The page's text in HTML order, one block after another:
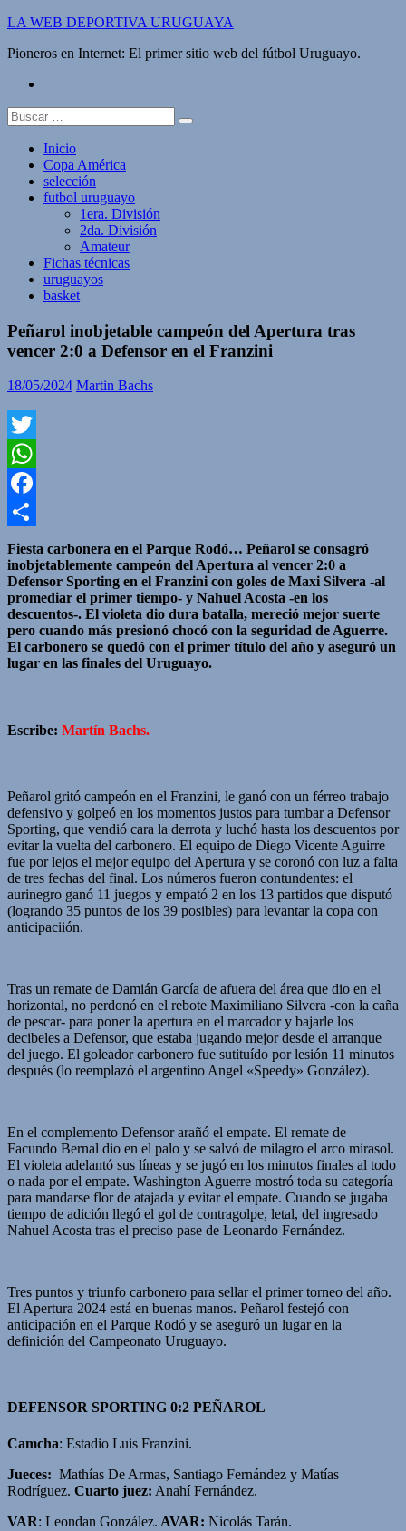
Saltar
contenido
LA WEB DEPORTIVA URUGUAYA
Pioneros en Internet: El primer sitio web del fútbol Uruguayo.
Buscar:
Inicio
Copa América
selección
futbol uruguayo
1era. División
2da. División
Amateur
Fichas técnicas
uruguayos
basket
Peñarol inobjetable campeón del Apertura tras
vencer 2:0 a Defensor en el Franzini
18/05/2024 Martin Bachs
Twitter
WhatsApp
Facebook
Compartir
Fiesta carbonera en el Parque Rodó… Peñarol se consagró
inobjetablemente campeón del Apertura al vencer 2:0 a
Defensor Sporting en el Franzini con goles de Maxi Silvera -al
promediar el primer tiempo- y Nahuel Acosta -en los
descuentos-. El violeta dio dura batalla, mereció mejor suerte
pero cuando más presionó chocó con la seguridad de Aguerre.
El carbonero se quedó con el primer título del año y aseguró un
lugar en las finales del Uruguayo.
Escribe: Martín Bachs.
Peñarol gritó campeón en el Franzini, le ganó con un férreo trabajo
defensivo y golpeó en los momentos justos para tumbar a Defensor
Sporting, que vendió cara la derrota y luchó hasta los descuentos por
evitar la vuelta del carbonero. El equipo de Diego Vicente Aguirre
fue por lejos el mejor equipo del Apertura y se coronó con luz a falta
de tres fechas del final. Los números fueron contundentes: el
aurinegro ganó 11 juegos y empató 2 en los 13 partidos que disputó
(logrando 35 puntos de los 39 posibles) para levantar la copa con
anticipaciión.
Tras un remate de Damián García de afuera del área que dio en el
horizontal, no perdonó en el rebote Maximiliano Silvera -con la caña
de pescar- para poner la apertura en el marcador y bajarle los
decibeles a Defensor, que estaba jugando mejor desde el arranque
del juego. El goleador carbonero fue sutituído por lesión 11 minutos
después (lo reemplazó el argentino Angel «Speedy» González).
En el complemento Defensor arañó el empate. El remate de
Facundo Bernal dio en el palo y se salvó de milagro el arco mirasol.
El violeta adelantó sus líneas y se jugó en los minutos finales al todo
o nada por el empate. Washington Aguerre mostró toda su categoría
para mandarse flor de atajada y evitar el empate. Cuando se jugaba
tiempo de adición llegó el gol de contragolpe, letal, del ingresado
Nahuel Acosta tras el preciso pase de Leonardo Fernández.
Tres puntos y triunfo carbonero para sellar el primer torneo del año.
El Apertura 2024 está en buenas manos. Peñarol festejó con
anticipación en el Parque Rodó y se aseguró un lugar en la
definición del Campeonato Uruguayo.
DEFENSOR SPORTING 0:2 PEÑAROL
Camcha: Estadio Luis Franzini.
Jueces: Mathías De Armas, Santiago Fernández y Matías
Rodríguez. Cuarto juez: Anahí Fernández.
VAR: Leondan González. AVAR: Nicolás Tarán.